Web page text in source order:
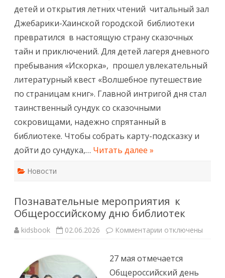
детей и открытия летних чтений читальный зал
Джебарики-Хаинской городской библиотеки
превратился в настоящую страну сказочных
тайн и приключений. Для детей лагеря дневного
пребывания «Искорка», прошел увлекательный
литературный квест «Волшебное путешествие
по страницам книг». Главной интригой дня стал
таинственный сундук со сказочными
сокровищами, надежно спрятанный в
библиотеке. Чтобы собрать карту-подсказку и
дойти до сундука,… Читать далее »
Новости
Познавательные мероприятия к
Общероссийскому дню библиотек
kidsbook 02.06.2026 Комментарии к
к
дню
отключены
27 мая отмечается
Общероссийский день